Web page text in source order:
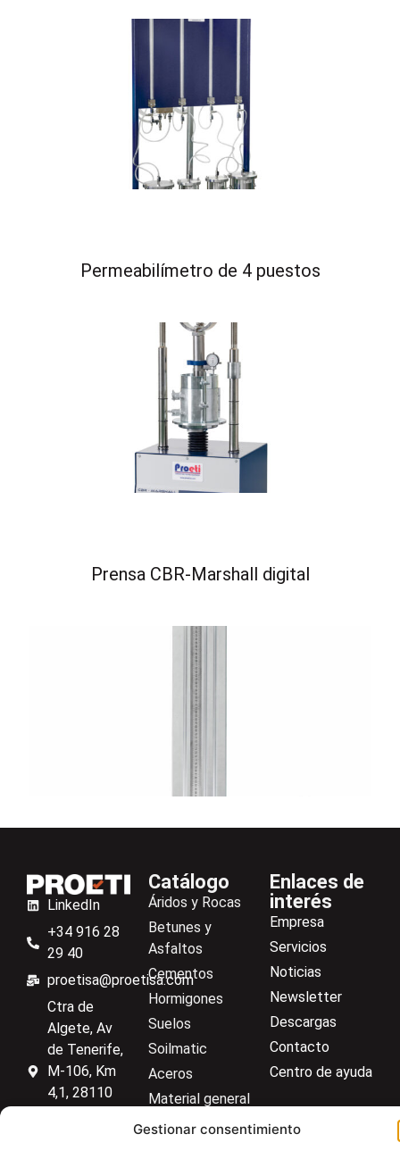
Gestionar consentimiento
Permeabilímetro de 4 puestos
Prensa CBR-Marshall digital
Permeabilidad de carga constante
LinkedIn
+34 916 28
29 40
proetisa@proetisa.com
Ctra de
Algete, Av
de Tenerife,
M-106, Km
4,1, 28110
Catálogo
Áridos y Rocas
Betunes y
Asfaltos
Cementos
Hormigones
Suelos
Soilmatic
Aceros
Material general
Enlaces de
interés
Empresa
Servicios
Noticias
Newsletter
Descargas
Contacto
Centro de ayuda